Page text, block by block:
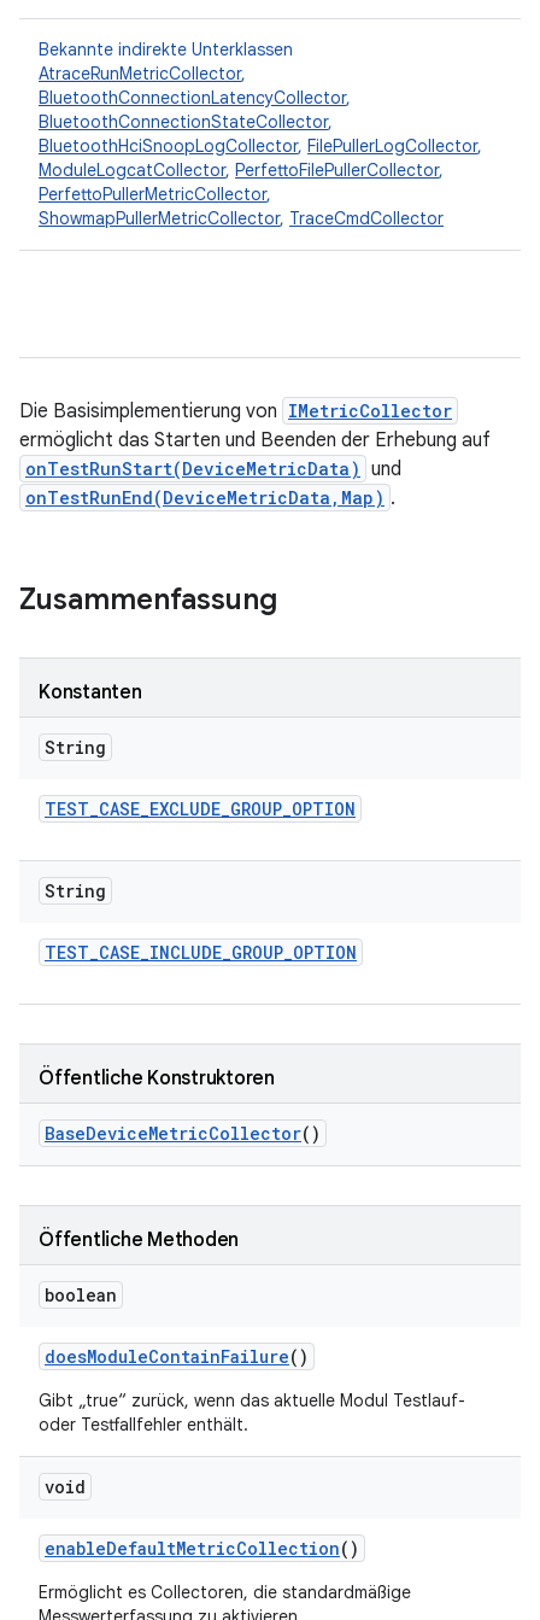
Bekannte indirekte Unterklassen
AtraceRunMetricCollector,
BluetoothConnectionLatencyCollector,
BluetoothConnectionStateCollector,
BluetoothHciSnoopLogCollector, FilePullerLogCollector,
ModuleLogcatCollector, PerfettoFilePullerCollector,
PerfettoPullerMetricCollector,
ShowmapPullerMetricCollector, TraceCmdCollector
Die Basisimplementierung von IMetricCollector
ermöglicht das Starten und Beenden der Erhebung auf
onTestRunStart(DeviceMetricData) und
onTestRunEnd(DeviceMetricData,Map) .
Zusammenfassung
Konstanten
String
TEST_CASE_EXCLUDE_GROUP_OPTION
String
TEST_CASE_INCLUDE_GROUP_OPTION
Öffentliche Konstruktoren
BaseDeviceMetricCollector()
Öffentliche Methoden
boolean
doesModuleContainFailure()
Gibt „true“ zurück, wenn das aktuelle Modul Testlauf-
oder Testfallfehler enthält.
void
enableDefaultMetricCollection()
Ermöglicht es Collectoren, die standardmäßige